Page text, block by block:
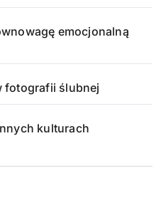
emocjonalną
fotografii ślubnej
kulturach